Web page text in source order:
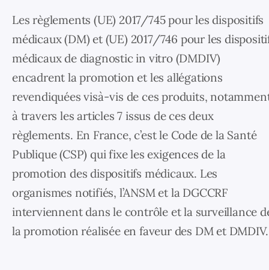
Les règlements (UE) 2017/745 pour les dispositifs
médicaux (DM) et (UE) 2017/746 pour les
médicaux de diagnostic in vitro (DMDIV)
encadrent la promotion et les allégations
revendiquées visà-vis de ces produits,
à travers les articles 7 issus de ces deux
règlements. En France, c’est le Code de la Santé
Publique (CSP) qui fixe les exigences de la
promotion des dispositifs médicaux. Les
organismes notifiés, l’ANSM et la DGCCRF
interviennent dans le contrôle et la surveillance
la promotion réalisée en faveur des DM et DMDIV.